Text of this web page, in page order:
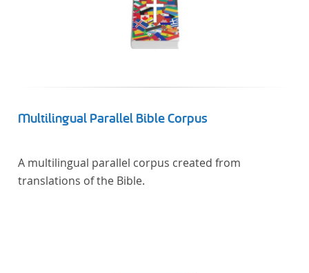
Multilingual Parallel Bible Corpus
A multilingual parallel corpus created from
translations of the Bible.